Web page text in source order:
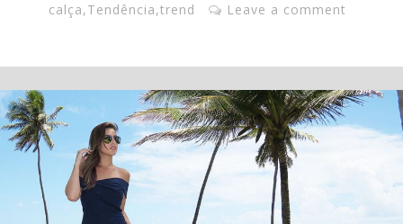
calça,Tendência,trend Leave a comment